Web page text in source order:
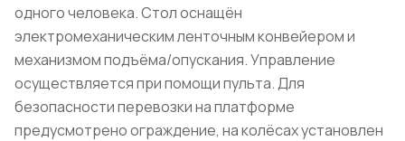
одного человека. Стол оснащён
электромеханическим ленточным конвейером и
механизмом подъёма/опускания. Управление
осуществляется при помощи пульта. Для
безопасности перевозки на платформе
предусмотрено ограждение, на колёсах установлен